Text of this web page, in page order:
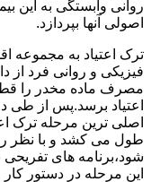
روانی وابستگی به این
اصولی آنها بپردازد.
ترک اعتیاد به مجموعه
فیزیکی و روانی فرد از
مصرف ماده مخدر را
اعتیاد برسد.پس از طی
اصلی ترین مرحله ترک
طول می کشد و با نظر
شود،برنامه های
این مرحله در دستور